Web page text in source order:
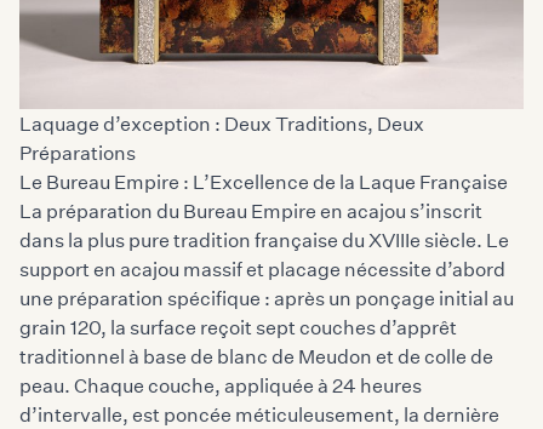
Laquage d’exception : Deux Traditions, Deux
Préparations
Le Bureau Empire : L’Excellence de la Laque Française
La préparation du Bureau Empire en acajou s’inscrit
dans la pluspure tradition française du XVIIIe siècle. Le
support en acajou massif et placage nécessite d’abord
une préparation spécifique : après un ponçage initial au
grain 120, la surface reçoit sept couches d’apprêt
traditionnel à base de blanc de Meudon et de colle de
peau. Chaque couche, appliquée à 24 heures
d’intervalle, est poncée méticuleusement, la dernière